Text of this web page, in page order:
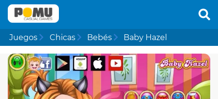
Juegos Chicas Bebés Baby Hazel